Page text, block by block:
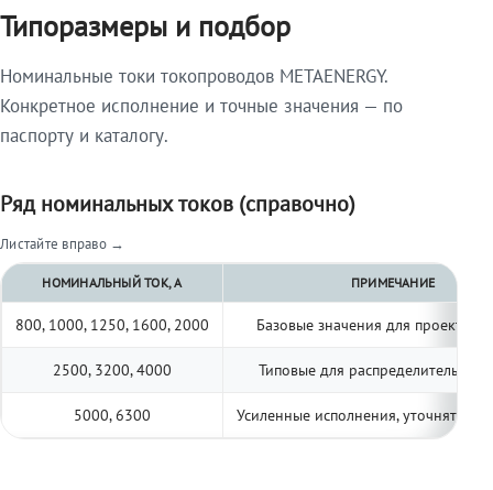
Типоразмеры и подбор
Номинальные токи токопроводов METAENERGY.
Конкретное исполнение и точные значения — по
паспорту и каталогу.
Ряд номинальных токов (справочно)
Листайте вправо →
НОМИНАЛЬНЫЙ ТОК, А ПРИМЕЧАНИЕ
800, 1000, 1250, 1600, 2000 Базовые значения для
2500, 3200, 4000 Типовые для распределительных
5000, 6300 Усиленные исполнения, уточнять по